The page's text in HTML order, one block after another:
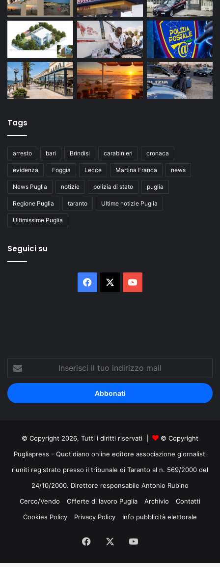
Tags
arresto bari Brindisi carabinieri cronaca
evidenza Foggia Lecce Martina Franca news
News Puglia notizie polizia di stato puglia
Regione Puglia taranto Ultime notizie Puglia
Ultimissime Puglia
Seguici su
Facebook
tuo
indirizzo
mail
© Copyright 2026, Tutti i diritti riservati |
© Copyright
Pugliapress - Quotidiano online editore associazione giornalisti
riuniti registrato presso il tribunale di Taranto al n. 569/2000 del
24/10/2000. Direttore responsabile Antonio Rubino
Cerco/Vendo
Offerte di lavoro Puglia Archivio
Contatti
Cookies Policy
Privacy Policy Info pubblicità elettorale
Facebook
Tube